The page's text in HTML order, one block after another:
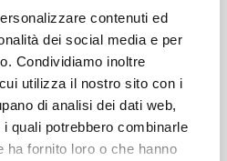
contenuti ed
dei social media e per
Condividiamo inoltre
utilizza il nostro sito con i
di analisi dei dati web,
quali potrebbero combinarle
ha fornito loro o che hanno